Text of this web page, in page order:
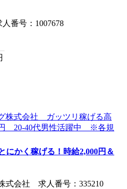
番号：1007678
にかく稼げる！時給2,000円＆
式会社 求人番号：335210